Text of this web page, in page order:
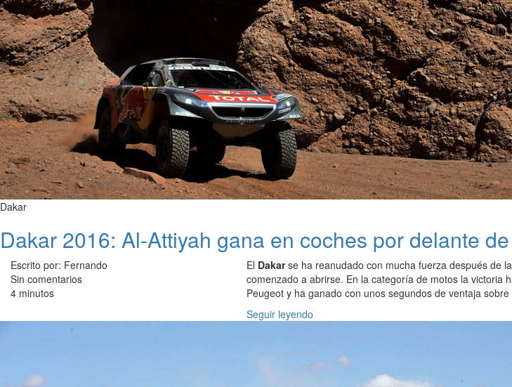
Dakar
Dakar 2016: Al-Attiyah gana en coches por delante
Escrito por: Fernando
Sin comentarios
4 minutos
El Dakarse ha reanudado con mucha fuerza después de
comenzado a abrirse. En la categoría de motos la victoria
Peugeot y ha ganado con unos segundos de ventaja sobre
Seguir leyendo